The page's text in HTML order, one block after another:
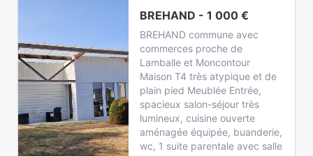
BREHAND - 1 000 €
BREHAND commune avec
commerces proche de
Lamballe et Moncontour
Maison T4 très atypique et de
plain pied Meublée Entrée,
spacieux salon-séjour très
lumineux, cuisine ouverte
aménagée équipée, buanderie,
wc, 1 suite parentale avec salle